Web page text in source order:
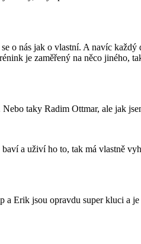
o nás jak o vlastní. A navíc
je zaměřený na něco jiného,
taky Radim Ottmar, ale jak
a uživí ho to, tak má vlastně
Erik jsou opravdu super kluci a